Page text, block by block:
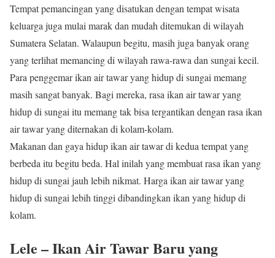
Tempat pemancingan yang disatukan dengan tempat wisata
keluarga juga mulai marak dan mudah ditemukan di wilayah
Sumatera Selatan. Walaupun begitu, masih juga banyak orang
yang terlihat memancing di wilayah rawa-rawa dan sungai kecil.
Para penggemar ikan air tawar yang hidup di sungai memang
masih sangat banyak. Bagi mereka, rasa ikan air tawar yang
hidup di sungai itu memang tak bisa tergantikan dengan rasa ikan
air tawar yang diternakan di kolam-kolam.
Makanan dan gaya hidup ikan air tawar di kedua tempat yang
berbeda itu begitu beda. Hal inilah yang membuat rasa ikan yang
hidup di sungai jauh lebih nikmat. Harga ikan air tawar yang
hidup di sungai lebih tinggi dibandingkan ikan yang hidup di
kolam.
Lele – Ikan Air Tawar Baru yang